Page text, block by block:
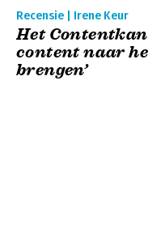
Recensie | Irene Keur
Het
content naar
brengen’